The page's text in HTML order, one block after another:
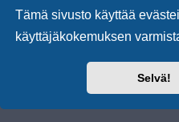
Tämä sivusto käyttää
käyttäjäkokemuksen
Selvä!